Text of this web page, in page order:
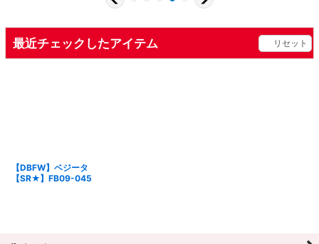
最近チェックしたアイテム リセット
【DBFW】ベジータ
【SR★】FB09-045